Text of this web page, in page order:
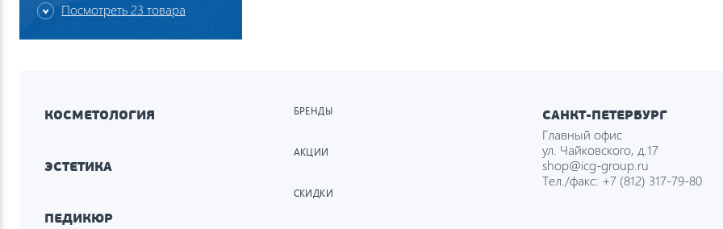
Посмотреть 23 товара
КОСМЕТОЛОГИЯ
ЭСТЕТИКА
ПЕДИКЮР
БРЕНДЫ
АКЦИИ
СКИДКИ
САНКТ-ПЕТЕРБУРГ
Главный офис
ул. Чайковского, д.17
shop@icg-group.ru
Тел./факс: +7 (812) 317-79-80